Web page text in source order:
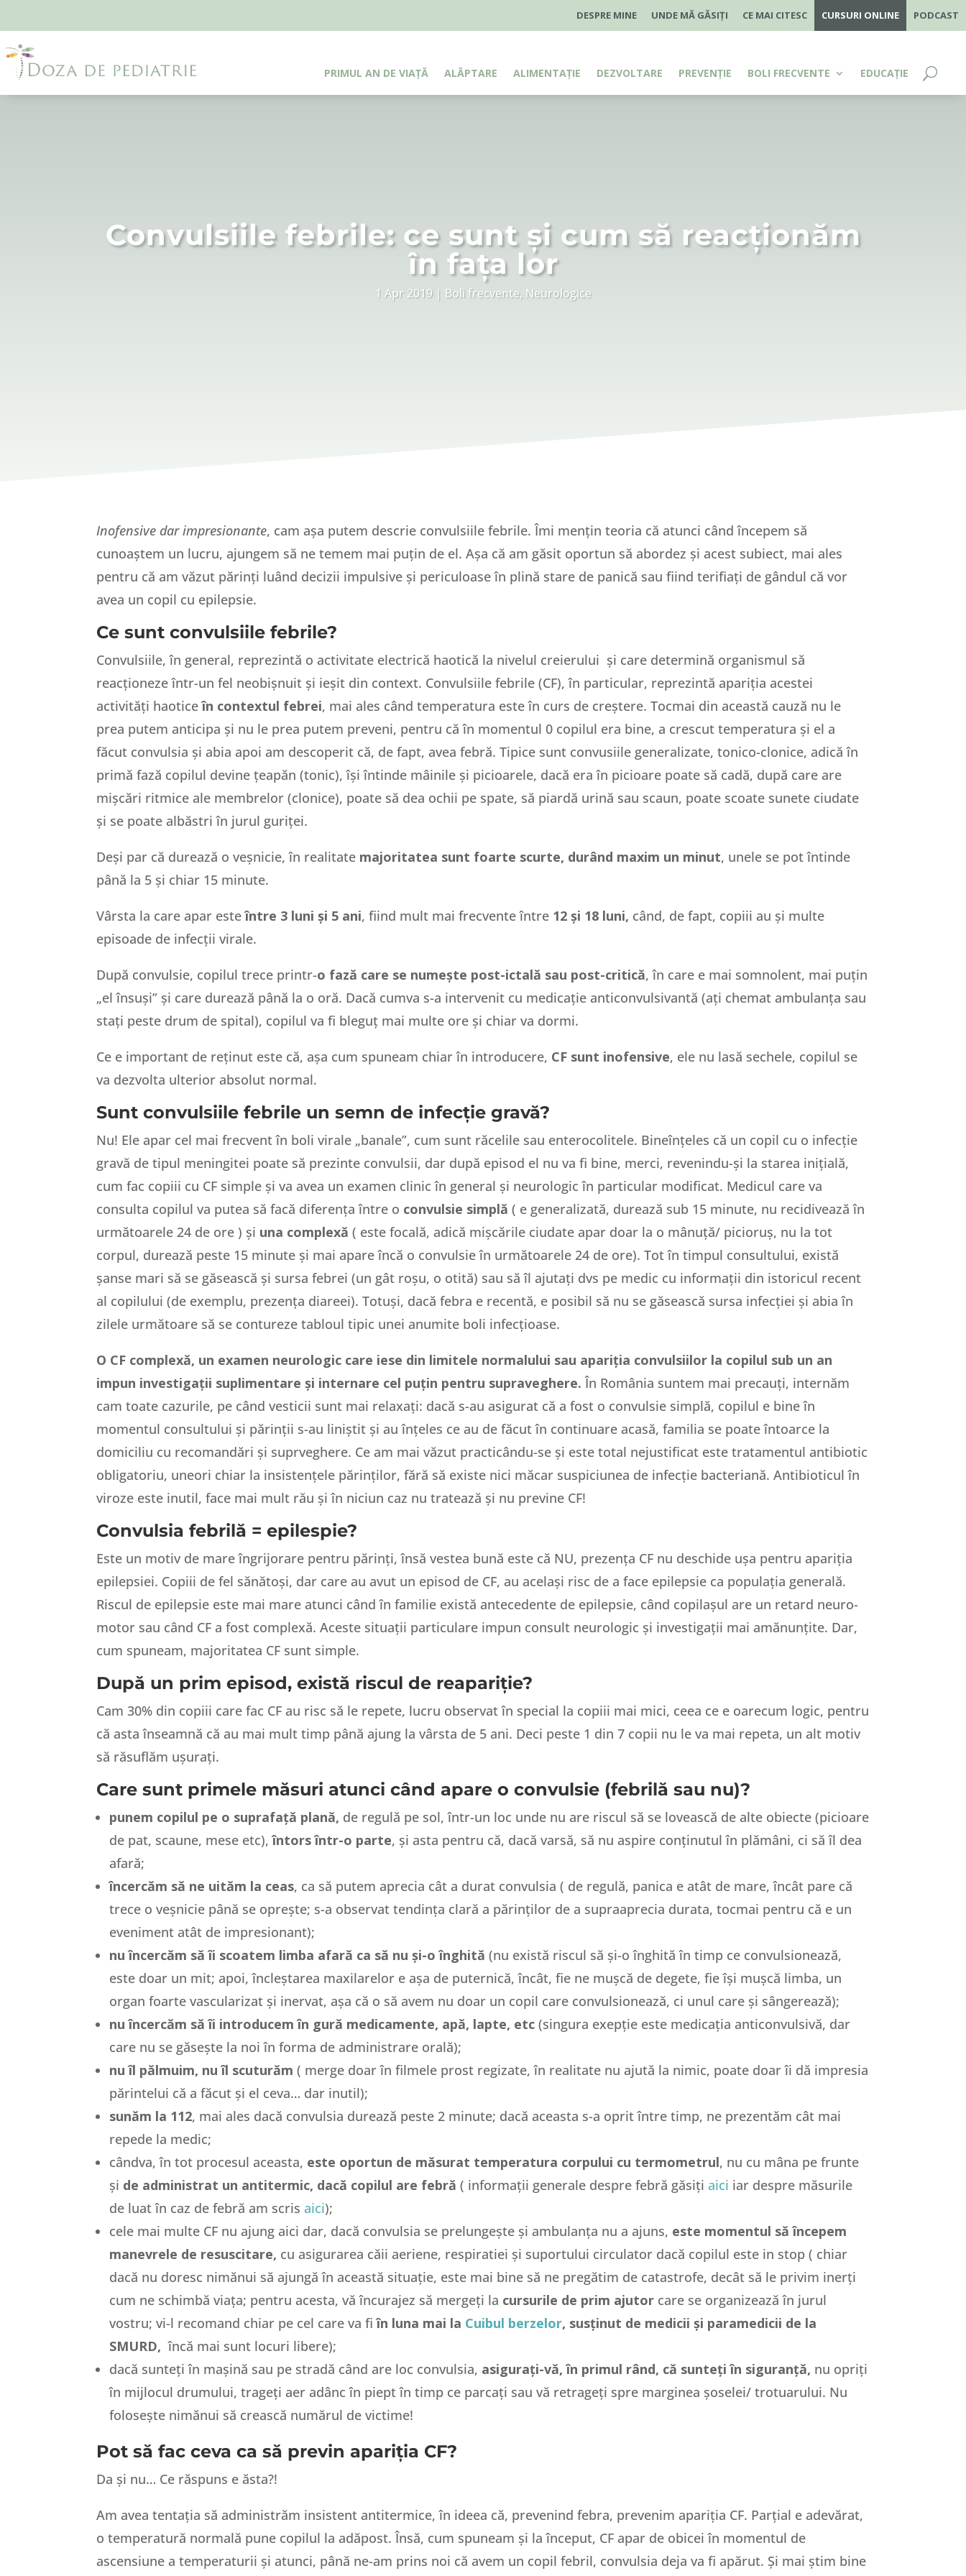
DESPRE MINE UNDE MĂ GĂSIȚI CE MAI CITESC CURSURI ONLINE PODCAST
PRIMUL AN DE VIAȚĂ ALĂPTARE ALIMENTAȚIE DEZVOLTARE PREVENȚIE BOLI FRECVENTE EDUCAȚIE
Convulsiile febrile: ce sunt și cum să reacționăm
în fața lor
1 Apr 2019 Boli frecvente, Neurologice
Inofensive dar impresionante, cam așa putem descrie convulsiile febrile. Îmi mențin teoria că atunci când începem să
cunoaștem un lucru, ajungem să ne temem mai puțin de el. Așa că am găsit oportun să abordez și acest subiect, mai ales
pentru că am văzut părinți luând decizii impulsive și periculoase în plină stare de panică sau fiind terifiați de gândul că vor
avea un copil cu epilepsie.
Ce sunt convulsiile febrile?
Convulsiile, în general, reprezintă o activitate electrică haotică la nivelul creierului și care determină organismul să
reacționeze într-un fel neobișnuit și ieșit din context. Convulsiile febrile (CF), în particular, reprezintă apariția acestei
activități haoticeîn contextul febrei, mai ales când temperatura este în curs de creștere. Tocmai din această cauză nu le
prea putem anticipa și nu le prea putem preveni, pentru că în momentul 0 copilul era bine, a crescut temperatura și el a
făcut convulsia și abia apoi am descoperit că, de fapt, avea febră. Tipice sunt convusiile generalizate, tonico-clonice, adică în
primă fază copilul devine țeapăn (tonic), își întinde mâinile și picioarele, dacă era în picioare poate să cadă, după care are
mișcări ritmice ale membrelor (clonice), poate să dea ochii pe spate, să piardă urină sau scaun, poate scoate sunete ciudate
și se poate albăstri în jurul guriței.
Deși par că durează o veșnicie, în realitate majoritatea sunt foarte scurte, durând maxim un minut, unele se pot întinde
până la 5 și chiar 15 minute.
Vârsta la care apar esteîntre 3 luni și 5 ani, fiind mult mai frecvente între 12 și 18 luni, când, de fapt, copiii au și multe
episoade de infecții virale.
După convulsie, copilul trece printr-o fază care se numește post-ictală sau post-critică, în care e mai somnolent, mai puțin
„el însuși” și care durează până la o oră. Dacă cumva s-a intervenit cu medicație anticonvulsivantă (ați chemat ambulanța sau
stați peste drum de spital), copilul va fi bleguț mai multe ore și chiar va dormi.
Ce e important de reținut este că, așa cum spuneam chiar în introducere, CF sunt inofensive, ele nu lasă sechele, copilul se
va dezvolta ulterior absolut normal.
Sunt convulsiile febrile un semn de infecție gravă?
Nu! Ele apar cel mai frecvent în boli virale „banale”, cum sunt răcelile sau enterocolitele. Bineînțeles că un copil cu o infecție
gravă de tipul meningitei poate să prezinte convulsii, dar după episod el nu va fi bine, merci, revenindu-și la starea inițială,
cum fac copiii cu CF simple și va avea un examen clinic în general și neurologic în particular modificat. Medicul care va
consulta copilul va putea să facă diferența între o convulsie simplă ( e generalizată, durează sub 15 minute, nu recidivează în
următoarele 24 de ore ) și una complexă ( este focală, adică mișcările ciudate apar doar la o mânuță/ picioruș, nu la tot
corpul, durează peste 15 minute și mai apare încă o convulsie în următoarele 24 de ore). Tot în timpul consultului, există
șanse mari să se găsească și sursa febrei (un gât roșu, o otită) sau să îl ajutați dvs pe medic cu informații din istoricul recent
al copilului (de exemplu, prezența diareei). Totuși, dacă febra e recentă, e posibil să nu se găsească sursa infecției și abia în
zilele următoare să se contureze tabloul tipic unei anumite boli infecțioase.
O CF complexă, un examen neurologic care iese din limitele normalului sau apariția convulsiilor la copilul sub un an
impun investigații suplimentare și internare cel puțin pentru supraveghere. În România suntem mai precauți, internăm
cam toate cazurile, pe când vesticii sunt mai relaxați: dacă s-au asigurat că a fost o convulsie simplă, copilul e bine în
momentul consultului și părinții s-au liniștit și au înțeles ce au de făcut în continuare acasă, familia se poate întoarce la
domiciliu cu recomandări și suprveghere. Ce am mai văzut practicându-se și este total nejustificat este tratamentul antibiotic
obligatoriu, uneori chiar la insistențele părinților, fără să existe nici măcar suspiciunea de infecție bacteriană. Antibioticul în
viroze este inutil, face mai mult rău și în niciun caz nu tratează și nu previne CF!
Convulsia febrilă = epilespie?
Este un motiv de mare îngrijorare pentru părinți, însă vestea bună este că NU, prezența CF nu deschide ușa pentru apariția
epilepsiei. Copiii de fel sănătoși, dar care au avut un episod de CF, au același risc de a face epilepsie ca populația generală.
Riscul de epilepsie este mai mare atunci când în familie există antecedente de epilepsie, când copilașul are un retard neuro-
motor sau când CF a fost complexă. Aceste situații particulare impun consult neurologic și investigații mai amănunțite. Dar,
cum spuneam, majoritatea CF sunt simple.
După un prim episod, există riscul de reapariție?
Cam 30% din copiii care fac CF au risc să le repete, lucru observat în special la copiii mai mici, ceea ce e oarecum logic, pentru
că asta înseamnă că au mai mult timp până ajung la vârsta de 5 ani. Deci peste 1 din 7 copii nu le va mai repeta, un alt motiv
să răsuflăm ușurați.
Care sunt primele măsuri atunci când apare o convulsie (febrilă sau nu)?
punem copilul pe o suprafață plană, de regulă pe sol, într-un loc unde nu are riscul să se lovească de alte obiecte (picioare
de pat, scaune, mese etc),întors într-o parte, și asta pentru că, dacă varsă, să nu aspire conținutul în plămâni, ci să îl dea
afară;
încercăm să ne uităm la ceas, ca să putem aprecia cât a durat convulsia ( de regulă, panica e atât de mare, încât pare că
trece o veșnicie până se oprește; s-a observat tendința clară a părinților de a supraaprecia durata, tocmai pentru că e un
eveniment atât de impresionant);
nu încercăm să îi scoatem limba afară ca să nu și-o înghită (nu există riscul să și-o înghită în timp ce convulsionează,
este doar un mit; apoi, încleștarea maxilarelor e așa de puternică, încât, fie ne mușcă de degete, fie își mușcă limba, un
organ foarte vascularizat și inervat, așa că o să avem nu doar un copil care convulsionează, ci unul care și sângerează);
nu încercăm să îi introducem în gură medicamente, apă, lapte, etc (singura exepție este medicația anticonvulsivă, dar
care nu se găsește la noi în forma de administrare orală);
nu îl pălmuim, nu îl scuturăm ( merge doar în filmele prost regizate, în realitate nu ajută la nimic, poate doar îi dă impresia
părintelui că a făcut și el ceva… dar inutil);
sunăm la 112, mai ales dacă convulsia durează peste 2 minute; dacă aceasta s-a oprit între timp, ne prezentăm cât mai
repede la medic;
cândva, în tot procesul aceasta, este oportun de măsurat temperatura corpului cu termometrul, nu cu mâna pe frunte
și de administrat un antitermic, dacă copilul are febră ( informații generale despre febră găsițiaici iar despre măsurile
de luat în caz de febră am scrisaici);
cele mai multe CF nu ajung aici dar, dacă convulsia se prelungește și ambulanța nu a ajuns, este momentul să începem
manevrele de resuscitare, cu asigurarea căii aeriene, respiratiei și suportului circulator dacă copilul este in stop ( chiar
dacă nu doresc nimănui să ajungă în această situație, este mai bine să ne pregătim de catastrofe, decât să le privim inerți
cum ne schimbă viața; pentru acesta, vă încurajez să mergeți la cursurile de prim ajutor care se organizează în jurul
vostru; vi-l recomand chiar pe cel care va fiîn luna mai la Cuibul berzelor, susținut de medicii și paramedicii de la
SMURD,încă mai sunt locuri libere);
dacă sunteți în mașină sau pe stradă când are loc convulsia, asigurați-vă, în primul rând, că sunteți în siguranță, nu opriți
în mijlocul drumului, trageți aer adânc în piept în timp ce parcați sau vă retrageți spre marginea șoselei/ trotuarului. Nu
folosește nimănui să crească numărul de victime!
Pot să fac ceva ca să previn apariția CF?
Da și nu… Ce răspuns e ăsta?!
Am avea tentația să administrăm insistent antitermice, în ideea că, prevenind febra, prevenim apariția CF. Parțial e adevărat,
o temperatură normală pune copilul la adăpost. Însă, cum spuneam și la început, CF apar de obicei în momentul de
ascensiune a temperaturii și atunci, până ne-am prins noi că avem un copil febril, convulsia deja va fi apărut. Și mai știm bine